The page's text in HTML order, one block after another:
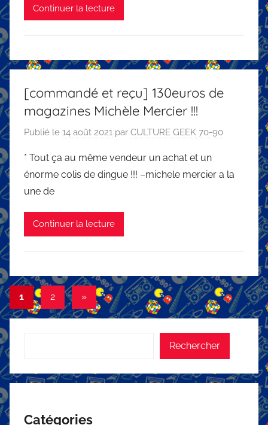
Continuer la lecture
[commandé et reçu] 130euros de
magazines Michèle Mercier !!!
Publié le 14 août 2021 par CULTURE GEEK 70-90
* Tout ça au même vendeur un achat et un
énorme colis de dingue !!! –michele mercier a la
une de
Continuer la lecture
Pagination
des
1 2
Articles
suivants
»
Rechercher
Catégories